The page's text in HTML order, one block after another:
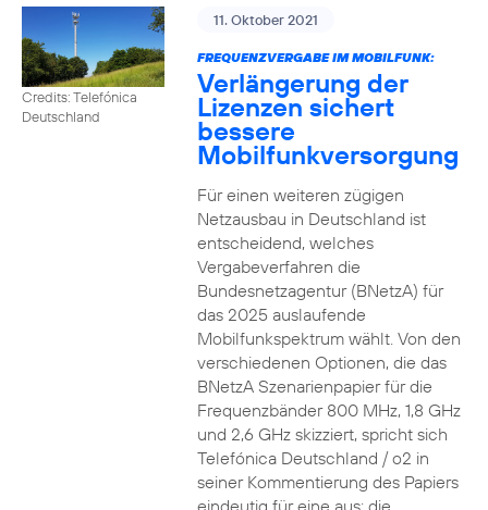
Credits: Telefónica
Deutschland
11. Oktober 2021
FREQUENZVERGABE IM MOBILFUNK:
Verlängerung der
Lizenzen sichert
bessere
Mobilfunkversorgung
Für einen weiteren zügigen
Netzausbau in Deutschland ist
entscheidend, welches
Vergabeverfahren die
Bundesnetzagentur (BNetzA) für
das 2025 auslaufende
Mobilfunkspektrum wählt. Von den
verschiedenen Optionen, die das
BNetzA Szenarienpapier für die
Frequenzbänder 800 MHz, 1,8 GHz
und 2,6 GHz skizziert, spricht sich
Telefónica Deutschland / o2 in
seiner Kommentierung des Papiers
eindeutig für eine aus: die